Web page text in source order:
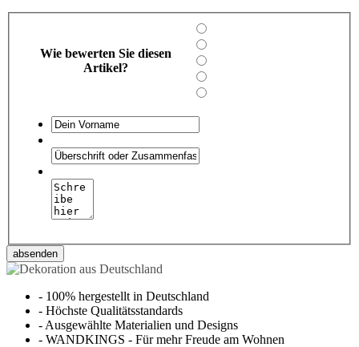
Wie bewerten Sie diesen
Artikel?
absenden
- 100% hergestellt in Deutschland
- Höchste Qualitätsstandards
- Ausgewählte Materialien und Designs
- WANDKINGS - Für mehr Freude am Wohnen